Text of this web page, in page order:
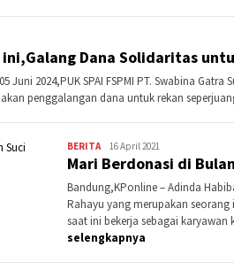
ini,Galang Dana Solidaritas
Juni 2024,PUK SPAI FSPMI PT. Swabina
penggalangan dana untuk rekan
BERITAKontributor
Bandung
16 April 2021
Mari Berdonasi di
Bandung,KPonline – Adinda
Rahayu yang merupakan
saat ini bekerja sebagai
selengkapnya